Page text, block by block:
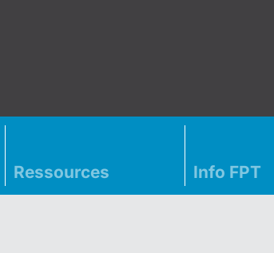
Ressources Info FPT